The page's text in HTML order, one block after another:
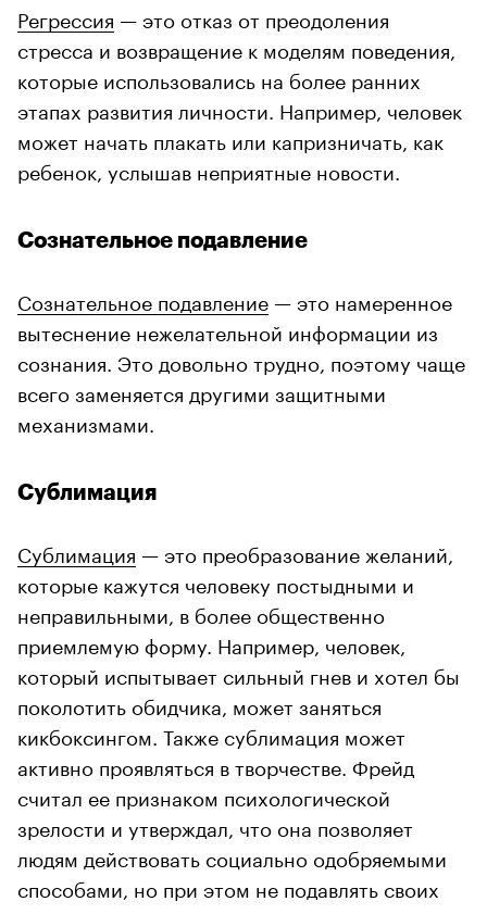
Регрессия — это отказ от преодоления
стресса и возвращение к моделям поведения,
которые использовались на более ранних
этапах развития личности. Например, человек
может начать плакать или капризничать, как
ребенок, услышав неприятные новости.
Сознательное подавление
Сознательное подавление — это намеренное
вытеснение нежелательной информации из
сознания. Это довольно трудно, поэтому чаще
всего заменяется другими защитными
механизмами.
Сублимация
Сублимация — это преобразование желаний,
которые кажутся человеку постыдными и
неправильными, в более общественно
приемлемую форму. Например, человек,
который испытывает сильный гнев и хотел бы
поколотить обидчика, может заняться
кикбоксингом. Также сублимация может
активно проявляться в творчестве. Фрейд
считал ее признаком психологической
зрелости и утверждал, что она позволяет
людям действовать социально одобряемыми
способами, но при этом не подавлять своих